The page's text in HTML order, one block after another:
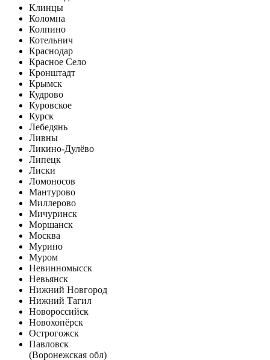
Клинцы
Коломна
Колпино
Котельнич
Краснодар
Красное Село
Кронштадт
Крымск
Кудрово
Куровское
Курск
Лебедянь
Ливны
Ликино-Дулёво
Липецк
Лиски
Ломоносов
Мантурово
Миллерово
Мичуринск
Моршанск
Москва
Мурино
Муром
Невинномысск
Невьянск
Нижний Новгород
Нижний Тагил
Новороссийск
Новохопёрск
Острогожск
Павловск
(Воронежская обл)